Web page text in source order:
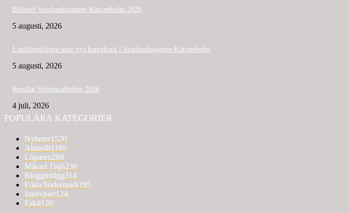
Bildspel Sparbanksjoggen Katrineholm 2026
5 augusti, 2026
Landslagslöpare satte nya banrekord i Sparbanksjoggen Katrineholm
5 augusti, 2026
Resultat Strömstadmilen 2026
4 juli, 2026
POPULÄRA KATEGORIER
Nyheter1520
Aktuellt1189
Löparen269
Mikael Tisjö238
Blogginlägg214
Frida Södermark185
Intervjuer124
Eskil120